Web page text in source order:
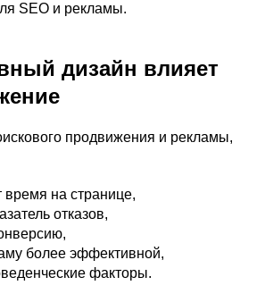
SEO и рекламы.
дизайн влияет
продвижения и рекламы,
время на странице,
отказов,
более эффективной,
факторы.